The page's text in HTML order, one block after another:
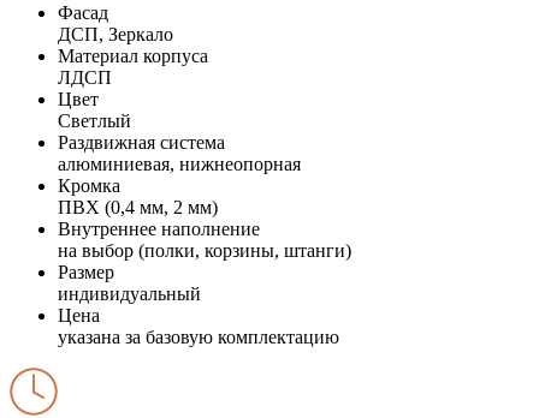
Фасад
ДСП, Зеркало
Материал корпуса
ЛДСП
Цвет
Светлый
Раздвижная система
алюминиевая, нижнеопорная
Кромка
ПВХ (0,4 мм, 2 мм)
Внутреннее наполнение
на выбор (полки, корзины, штанги)
Размер
индивидуальный
Цена
указана за базовую комплектацию